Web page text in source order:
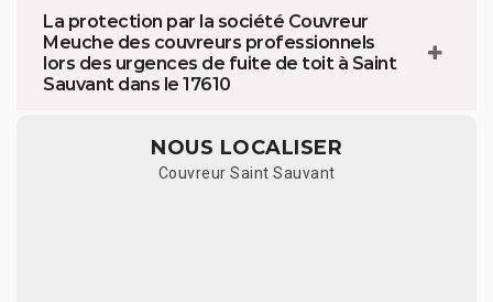
La protection par la société Couvreur
Meuche des couvreurs professionnels
lors des urgences de fuite de toit à Saint
Sauvant dans le 17610
NOUS LOCALISER
Couvreur Saint Sauvant